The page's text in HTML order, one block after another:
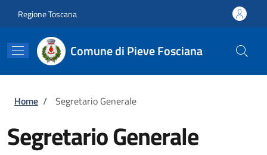
Regione Toscana
Comune di Pieve Fosciana
Briciole di pane
Home / Segretario Generale
Segretario Generale